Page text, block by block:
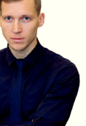
Идеальная фирма
Катюша
Крот в Германии